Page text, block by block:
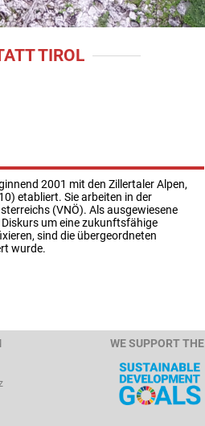
TIROL
2001 mit den Zillertaler Alpen,
etabliert. Sie arbeiten in der
(VNÖ). Als ausgewiesene
um eine zukunftsfähige
sind die übergeordneten
wurde.
WE SUPPORT THE